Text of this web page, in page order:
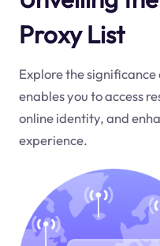
Proxy List
Explore the
enables you to access
online identity, and
experience.